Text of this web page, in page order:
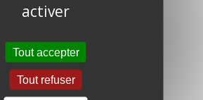
activer
Tout accepter
Tout refuser